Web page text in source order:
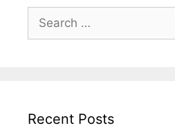
for:
Recent Posts